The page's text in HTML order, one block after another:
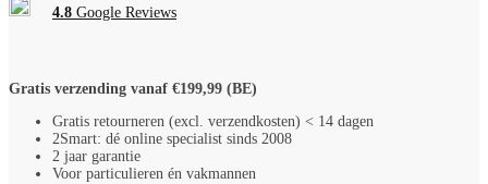
4.8 Google Reviews
Gratis verzending vanaf €199,99 (BE)
Gratis retourneren (excl. verzendkosten) < 14 dagen
2Smart: dé online specialist sinds 2008
2 jaar garantie
Voor particulieren én vakmannen